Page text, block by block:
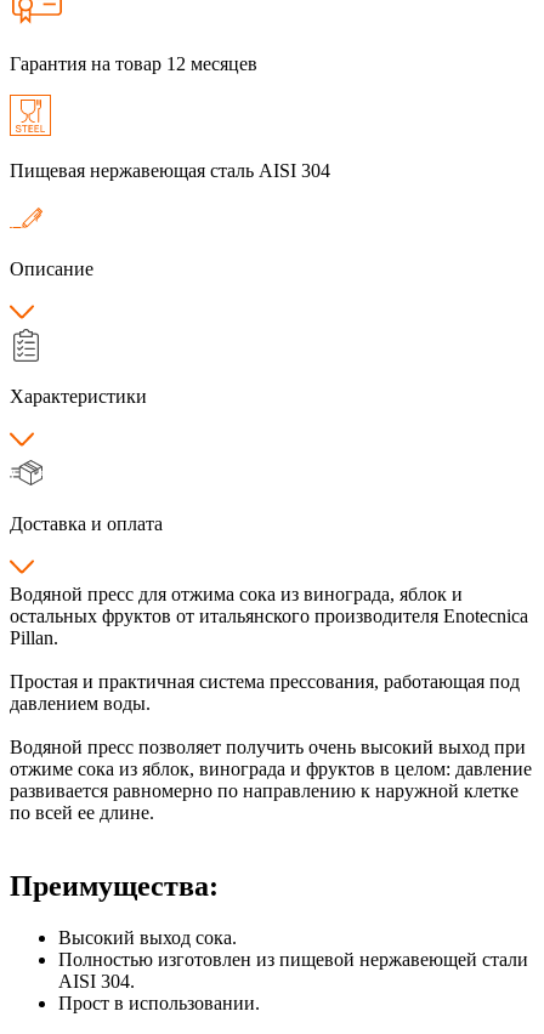
Гарантия на товар 12 месяцев
Пищевая нержавеющая сталь AISI 304
Описание
Характеристики
Доставка и оплата
Водяной пресс для отжима сока из винограда, яблок и
остальных фруктов от итальянского производителя Enotecnica
Pillan.
Простая и практичная система прессования, работающая под
давлением воды.
Водяной пресс позволяет получить очень высокий выход при
отжиме сока из яблок, винограда и фруктов в целом: давление
развивается равномерно по направлению к наружной клетке
по всей ее длине.
Преимущества:
Высокий выход сока.
Полностью изготовлен из пищевой нержавеющей стали
AISI 304.
Прост в использовании.